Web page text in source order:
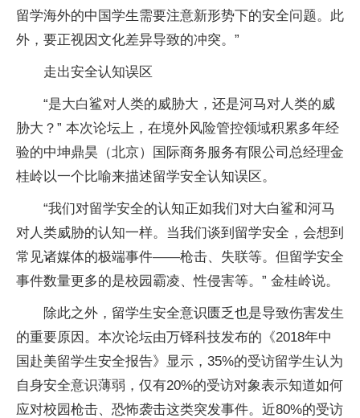
留学海外的中国学生需要注意新形势下的安全问题。此
外，要正视因文化差异导致的冲突。”
走出安全认知误区
“是大白鲨对人类的威胁大，还是河马对人类的威
胁大？” 本次论坛上，在境外风险管控领域积累多年经
验的中坤鼎昊（北京）国际商务服务有限公司总经理金
桂岭以一个比喻来描述留学安全认知误区。
“我们对留学安全的认知正如我们对大白鲨和河马
对人类威胁的认知一样。当我们谈到留学安全，会想到
常见诸媒体的极端事件——枪击、失联等。但留学安全
事件数量更多的是校园霸凌、性侵害等。” 金桂岭说。
除此之外，留学生安全意识匮乏也是导致伤害发生
的重要原因。本次论坛由万铎科技发布的《2018年中
国赴美留学生安全报告》显示，35%的受访留学生认为
自身安全意识薄弱，仅有20%的受访对象表示知道如何
应对校园枪击、恐怖袭击这类突发事件。近80%的受访